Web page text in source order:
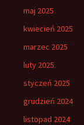
maj 2025
kwiecień 2025
marzec 2025
luty 2025
styczeń 2025
grudzień 2024
listopad 2024